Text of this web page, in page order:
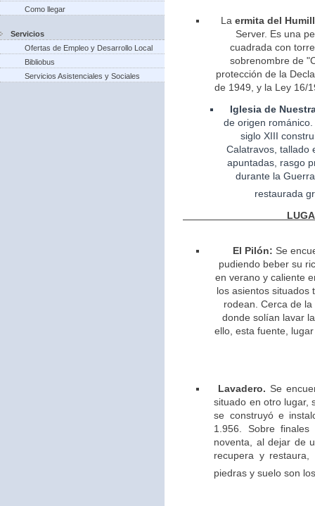
Como llegar
Servicios
Ofertas de Empleo y Desarrollo Local
Bibliobus
Servicios Asistenciales y Sociales
La ermita del
Server. Es una
cuadrada con
sobrenombre de
protección de la
de 1949, y la Ley 16/
Iglesia de
deorigen
siglo XIII
Calatravos, tallado
apuntadas, rasgo
durante la
restaurada
El Pilón: Se
pudiendo beber su
en verano y caliente
los asientos situados
rodean. Cerca de
donde solían lavar
ello, esta fuente,
Lavadero. Se
situado en otro lugar,
se construyó e
1.956. Sobre
noventa, al dejar de
recupera y restaura,
piedras y suelo son